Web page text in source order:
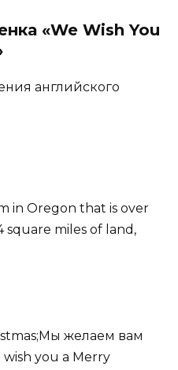
«We Wish You
английского
in Oregon that is over
square miles of land,
желаем вам
wish you a Merry